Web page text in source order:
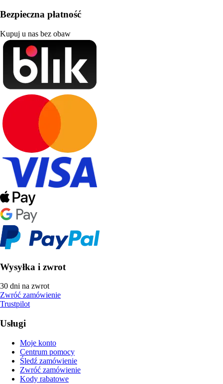
Bezpieczna płatność
Kupuj u nas bez obaw
Wysyłka i zwrot
30 dni na zwrot
Zwróć zamówienie
Trustpilot
Usługi
Moje konto
Centrum pomocy
Śledź zamówienie
Zwróć zamówienie
Kody rabatowe